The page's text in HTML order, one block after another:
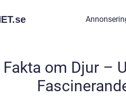
se
Fakta om Djur –